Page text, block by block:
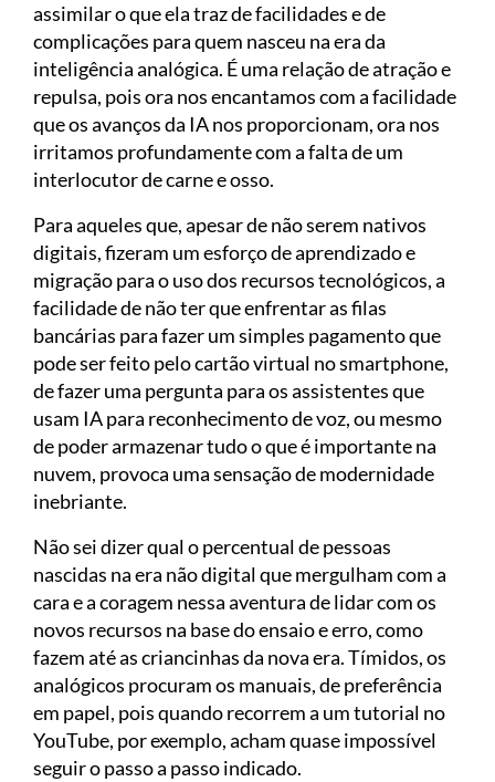
assimilar o que ela traz de facilidades e de
complicações para quem nasceu na era da
inteligência analógica. É uma relação de atração e
repulsa, pois ora nos encantamos com a facilidade
que os avanços da IA nos proporcionam, ora nos
irritamos profundamente com a falta de um
interlocutor de carne e osso.
Para aqueles que, apesar de não serem nativos
digitais, fizeram um esforço de aprendizado e
migração para o uso dos recursos tecnológicos, a
facilidade de não ter que enfrentar as filas
bancárias para fazer um simples pagamento que
pode ser feito pelo cartão virtual no smartphone,
de fazer uma pergunta para os assistentes que
usam IA para reconhecimento de voz, ou mesmo
de poder armazenar tudo o que é importante na
nuvem, provoca uma sensação de modernidade
inebriante.
Não sei dizer qual o percentual de pessoas
nascidas na era não digital que mergulham com a
cara e a coragem nessa aventura de lidar com os
novos recursos na base do ensaio e erro, como
fazem até as criancinhas da nova era. Tímidos, os
analógicos procuram os manuais, de preferência
em papel, pois quando recorrem a um tutorial no
YouTube, por exemplo, acham quase impossível
seguir o passo a passo indicado.